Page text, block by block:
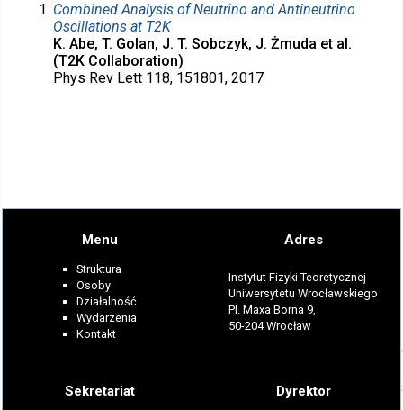
Combined Analysis of Neutrino and Antineutrino
Oscillations at T2K
K. Abe, T. Golan, J. T. Sobczyk, J. Żmuda et al.
(T2K Collaboration)
Phys Rev Lett 118, 151801, 2017
Menu
Struktura
Osoby
Działalność
Wydarzenia
Kontakt
Adres
Instytut Fizyki Teoretycznej
Uniwersytetu Wrocławskiego
Pl. Maxa Borna 9,
50-204 Wrocław
Sekretariat Dyrektor